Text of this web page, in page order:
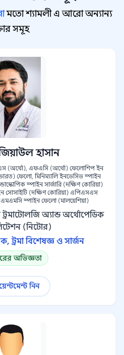
মতো শ্যামলী এ আরো অন্যান্য
সমূহ
হাসান
(অর্থো), এফএসি (অর্থো) ফেলোশিপ ইন
ফেলো, মিনিম্যালি ইনভেসিভ স্পাইন
স্পাইন সার্জারি (দক্ষিণ কোরিয়া)
সোসাইটি (দক্ষিণ কোরিয়া) এপিএসএস
স্পাইন ফেলো (মালয়েশিয়া)
অ্যান্ড অর্থোপেডিক
(নিটোর)
ট্রমা বিশেষজ্ঞ ও সার্জন
অভিজ্ঞতা
নিন